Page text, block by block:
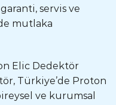
servis ve
mutlaka
Elic Dedektör
Türkiye’de Proton
ve kurumsal